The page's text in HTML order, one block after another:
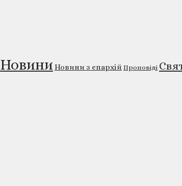
НовиниНовини з єпархій Проповіді